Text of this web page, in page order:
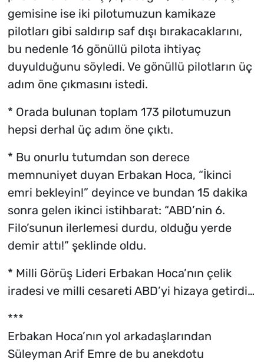
gemisine ise iki pilotumuzun kamikaze
pilotları gibi saldırıp saf dışı bırakacaklarını,
bu nedenle 16 gönüllü pilota ihtiyaç
duyulduğunu söyledi. Ve gönüllü pilotların üç
adım öne çıkmasını istedi.
* Orada bulunan toplam 173 pilotumuzun
hepsi derhal üç adım öne çıktı.
* Bu onurlu tutumdan son derece
memnuniyet duyan Erbakan Hoca, “İkinci
emri bekleyin!” deyince ve bundan 15 dakika
sonra gelen ikinci istihbarat: “ABD’nin 6.
Filo’sunun ilerlemesi durdu, olduğu yerde
demir attı!” şeklinde oldu.
* Milli Görüş Lideri Erbakan Hoca’nın çelik
iradesi ve milli cesareti ABD’yi hizaya getirdi…
***
Erbakan Hoca’nın yol arkadaşlarından
Süleyman Arif Emre de bu anekdotu